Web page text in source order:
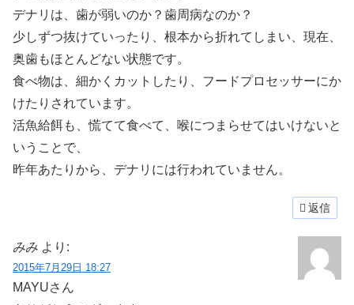
デナリは、歯が弱いのか？歯周病なのか？
少しずつ抜けていったり、根本から折れてしまい、現在、
奥歯もほとんどない状態です。
食べ物は、細かくカットしたり、フードプロセッサーにか
けたりされています。
活魚給餌も、慌てて食べて、喉につまらせてはいけないと
いうことで、
昨年あたりから、デナリには行われていません。
返信
みみ より:
2015年7月29日 18:27
MAYUさん